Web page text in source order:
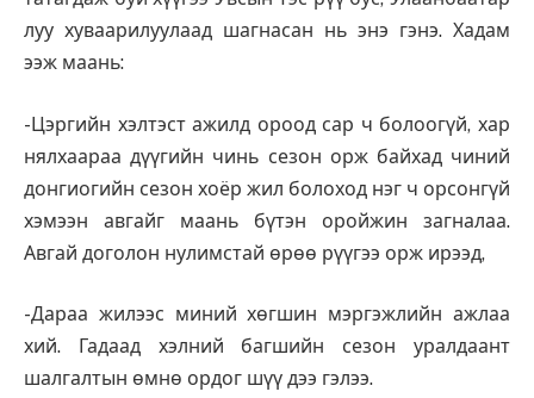
луу хуваарилуулаад шагнасан нь энэ гэнэ. Хадам
ээж маань:
-Цэргийн хэлтэст ажилд ороод сар ч болоогүй, хар
нялхаараа дүүгийн чинь сезон орж байхад чиний
донгиогийн сезон хоёр жил болоход нэг ч орсонгүй
хэмээн авгайг маань бүтэн оройжин загналаа.
Авгай доголон нулимстай өрөө рүүгээ орж ирээд,
-Дараа жилээс миний хөгшин мэргэжлийн ажлаа
хий. Гадаад хэлний багшийн сезон уралдаант
шалгалтын өмнө ордог шүү дээ гэлээ.